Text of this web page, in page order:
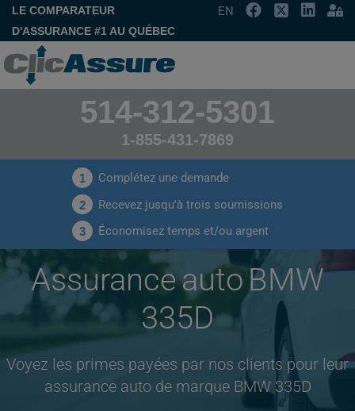
LE COMPARATEUR
D'ASSURANCE #1 AU QUÉBEC
EN
514-312-5301
1-855-431-7869
1 Complétez une demande
2 Recevez jusqu'à trois soumissions
3 Économisez temps et/ou argent
Assurance auto BMW
335D
Voyez les primes payées par nos clients pour leur
assurance auto de marque BMW 335D